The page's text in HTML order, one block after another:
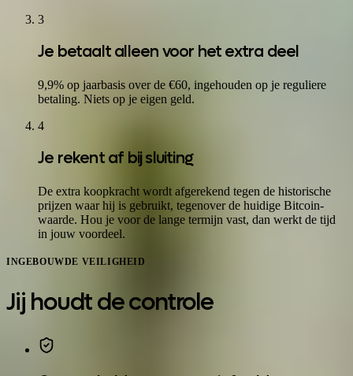
3
Je betaalt alleen voor het extra deel
9,9% op jaarbasis over de €60, ingehouden op je reguliere
betaling. Niets op je eigen geld.
4
Je rekent af bij sluiting
De extra koopkracht wordt afgerekend tegen de historische
prijzen waar hij is gebruikt, tegenover de huidige Bitcoin-
waarde. Hou je voor de lange termijn vast, dan werkt de tijd
in jouw voordeel.
INGEBOUWDE VEILIGHEID
Jij houdt de controle